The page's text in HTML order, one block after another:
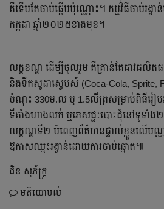
គឺទើបតែចាប់ផ្តើមប៉ុណ្ណោះ។ កម្មវិធីចាប់រង្វា
កក្កដា ឆ្នាំ២០២៥ខាងមុខ។
លក្ខខណ្ឌ ដើម្បីចូលរួម គឺគ្រាន់តែជាវផលិតផ
និងទឹកសូដាស្វេបស៍ (Coca-Cola, Sprite,
ចំណុះ 330ម.ល ឬ 1.5លីត្រសម្រាប់ពិធីរៀ
ទីតាំងហាងលក់ ឬភេសជ្ជៈបោះដុំនៅទូទាំង២
លក្ខណ្ឌទី២ បំពេញព័ត៌មានផ្ទាល់ខ្លួនលើប
ឱកាសឈ្នះរង្វាន់ដោយការចាប់ឆ្នោត៕
ជិន សុភ័ក្ដ្រ
មតិយោបល់